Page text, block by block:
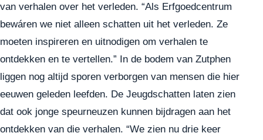
van verhalen over het verleden. “Als Erfgoedcentrum
bewáren we niet alleen schatten uit het verleden. Ze
moeten inspireren en uitnodigen om verhalen te
ontdekken en te vertellen.” In de bodem van Zutphen
liggen nog altijd sporen verborgen van mensen die hier
eeuwen geleden leefden. De Jeugdschatten laten zien
dat ook jonge speurneuzen kunnen bijdragen aan het
ontdekken van die verhalen. “We zien nu drie keer